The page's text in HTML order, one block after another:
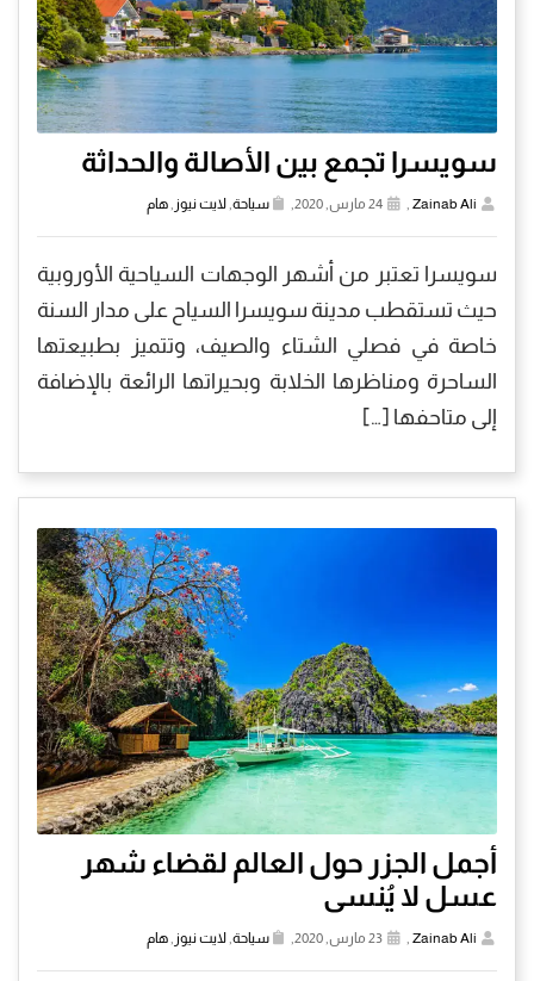
سويسرا تجمع بين الأصالة والحداثة
Zainab Ali سياحة لايت نيوز هام
سويسرا تعتبر من أشهر الوجهات السياحية الأوروبية
حيث تستقطب مدينة سويسرا السياح على مدار السنة
خاصة في فصلي الشتاء والصيف، وتتميز بطبيعتها
الساحرة ومناظرها الخلابة وبحيراتها الرائعة بالإضافة
إلى متاحفها […]
أجمل الجزر حول العالم لقضاء شهر
عسل لا يُنسى
Zainab Ali
, سياحة,لايت نيوز ,هام